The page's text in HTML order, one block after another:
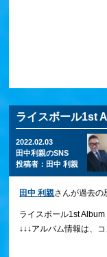
ライスボール1st
2022.02.03
田中利親のSNS
投稿者： 田中 利親
田中 利親さんが過去の
ライスボール1st
↓↓↓アルバム情報は、